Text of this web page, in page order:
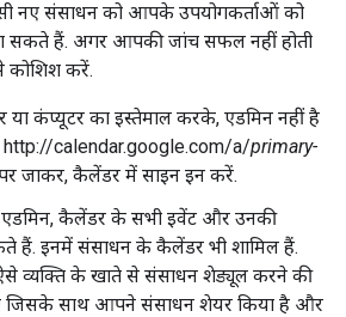
नए संसाधन को आपके उपयोगकर्ताओं को
सकते हैं. अगर आपकी जांच सफल नहीं होती
कोशिश करें.
या कंप्यूटर का इस्तेमाल करके, एडमिन नहीं है
calendar.google.com/a/primary-
जाकर, कैलेंडर में साइन इन करें.
कैलेंडर के सभी इवेंट और उनकी
हैं. इनमें संसाधन के कैलेंडर भी शामिल हैं.
व्यक्ति के खाते से संसाधन शेड्यूल करने की
जिसके साथ आपने संसाधन शेयर किया है और